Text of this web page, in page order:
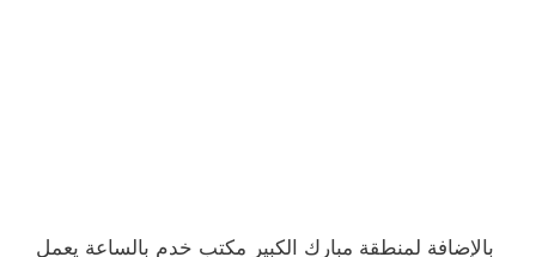
بالإضافة لمنطقة مبارك الكبير مكتب خدم بالساعة يعمل